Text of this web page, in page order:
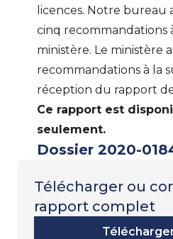
licences. Notre bureau
cinq recommandations
ministère. Le ministère
recommandations à la
réception du rapport
Ce rapport est
seulement.
Dossier 2020-
Télécharger ou
rapport complet